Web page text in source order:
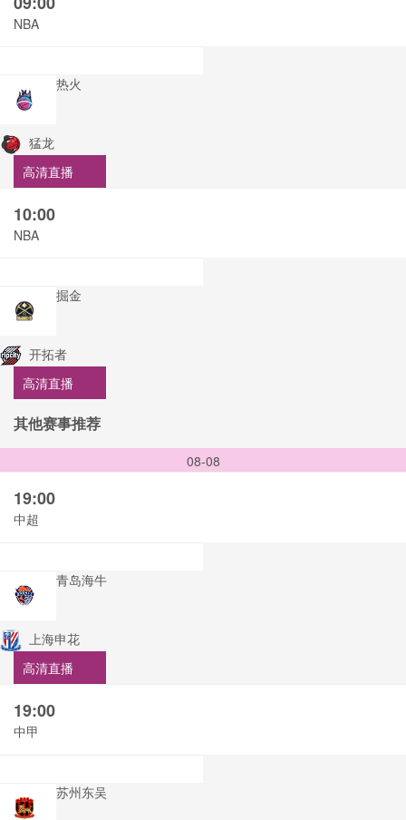
NBA
热火
猛龙
高清直播
10:00
NBA
掘金
开拓者
高清直播
其他赛事推荐
08-08
19:00
中超
青岛海牛
上海申花
高清直播
19:00
中甲
苏州东吴